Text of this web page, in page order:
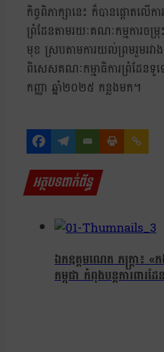
កិច្ចពិភាក្សានេះ ក៏បានផ្តោតលើ
ព្រំដែនតាមរយៈគណៈកម្មការច
មុខ ស្របតាមការយល់ព្រមរួមរវាង
ពិសេសគណៈកម្មាធិការព្រំដែនទូ
កញ្ញា ឆ្នាំ២០២៥ កន្លងមក។
អត្ថបទពាក់ព័ន្ធ
ឯកឧត្តមណេត ភក្ត្រា៖ «
កម្ពុជា កំពុងបន្តការពារ